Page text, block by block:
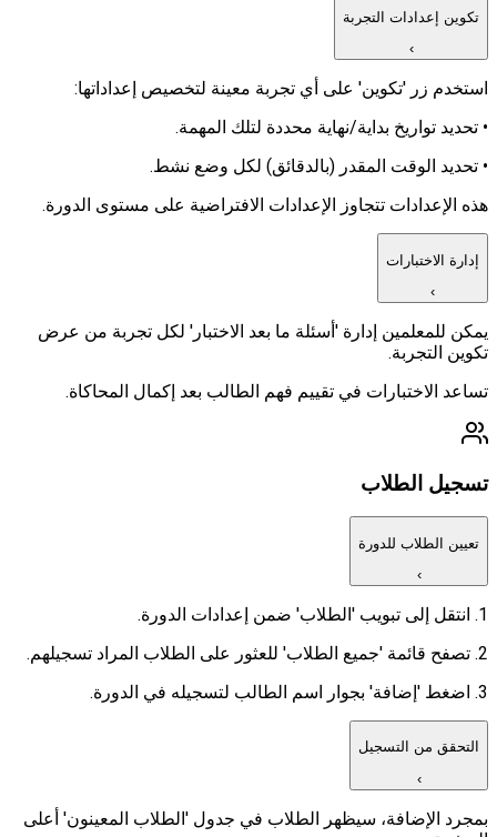
تكوين إعدادات التجربة
›
استخدم زر 'تكوين' على أي تجربة معينة لتخصيص إعداداتها:
• تحديد تواريخ بداية/نهاية محددة لتلك المهمة.
• تحديد الوقت المقدر (بالدقائق) لكل وضع نشط.
هذه الإعدادات تتجاوز الإعدادات الافتراضية على مستوى الدورة.
إدارة الاختبارات
›
يمكن للمعلمين إدارة 'أسئلة ما بعد الاختبار' لكل تجربة من عرض
تكوين التجربة.
تساعد الاختبارات في تقييم فهم الطالب بعد إكمال المحاكاة.
تسجيل الطلاب
تعيين الطلاب للدورة
›
1. انتقل إلى تبويب 'الطلاب' ضمن إعدادات الدورة.
2. تصفح قائمة 'جميع الطلاب' للعثور على الطلاب المراد تسجيلهم.
3. اضغط 'إضافة' بجوار اسم الطالب لتسجيله في الدورة.
التحقق من التسجيل
›
بمجرد الإضافة، سيظهر الطلاب في جدول 'الطلاب المعينون' أعلى